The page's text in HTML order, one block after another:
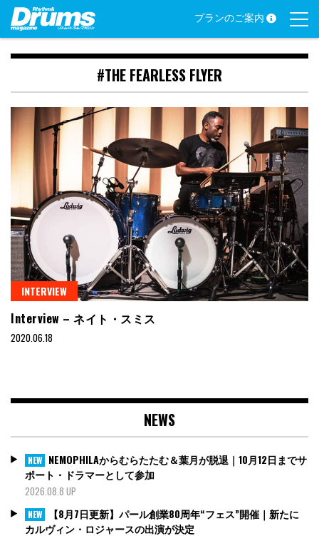
Skip
content
プランのご案内
#THE FEARLESS FLYER
INTERVIEW
Interview – ネイト・スミス
2020.06.18
NEWS
NEW NEMOPHILAからむらたたむ＆葉月が脱退｜10月12日までサ
ポート・ドラマーとして参加
2026.08.8 UP
NEW
【8月7日更新】パール創業80周年“フェス”開催｜新たに
カルヴィン・ロジャースの出演が決定